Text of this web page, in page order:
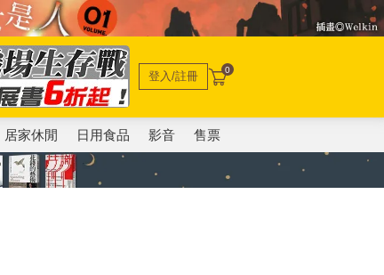
登入/註冊 0
居家休閒 日用食品 影音 售票